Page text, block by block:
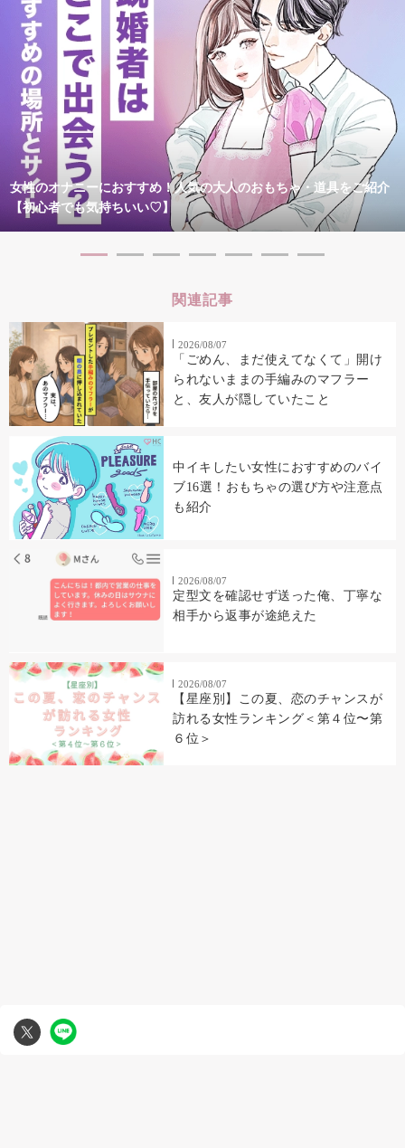
女性のオナニーにおすすめ！人気の大人のおもちゃ・道具をご紹介
【初心者でも気持ちいい♡】
関連記事
2026/08/07
「ごめん、まだ使えてなくて」開け
られないままの手編みのマフラー
と、友人が隠していたこと
中イキしたい女性におすすめのバイ
ブ16選！おもちゃの選び方や注意点
も紹介
2026/08/07
定型文を確認せず送った俺、丁寧な
相手から返事が途絶えた
2026/08/07
【星座別】この夏、恋のチャンスが
訪れる女性ランキング＜第４位〜第
６位＞